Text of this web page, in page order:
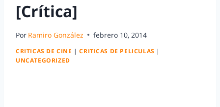
[Crítica]
Por Ramiro González febrero 10, 2014
CRITICAS DE CINE |CRITICAS DE PELICULAS |
UNCATEGORIZED